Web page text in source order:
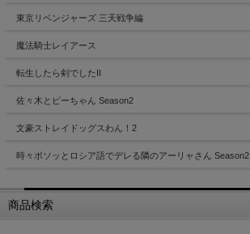
東京リベンジャーズ 三天戦争編
魔法騎士レイアース
転生したら剣でしたII
佐々木とピーちゃん Season2
文豪ストレイドッグスわん！2
時々ボソッとロシア語でデレる隣のアーリャさん Season2
商品検索